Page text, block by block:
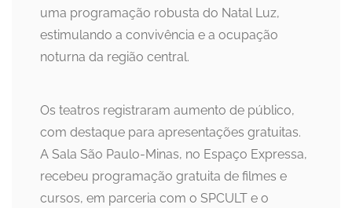
uma programação robusta do Natal Luz,
estimulando a convivência e a ocupação
noturna da região central.
Os teatros registraram aumento de público,
com destaque para apresentações gratuitas.
A Sala São Paulo-Minas, no Espaço Expressa,
recebeu programação gratuita de filmes e
cursos, em parceria com o SPCULT e o